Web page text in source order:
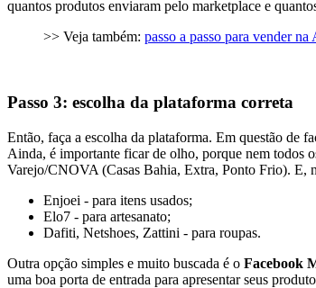
quantos produtos enviaram pelo marketplace e
>> Veja também: passo a passo para vender
Passo 3: escolha da plataforma correta
Então, faça a escolha da plataforma. Em questão de
Ainda, é importante ficar de olho, porque nem todos
Varejo/CNOVA (Casas Bahia, Extra, Ponto Frio). E,
Enjoei - para itens usados;
Elo7 - para artesanato;
Dafiti, Netshoes, Zattini - para roupas.
Outra opção simples e muito buscada é o Facebook
uma boa porta de entrada para apresentar seus